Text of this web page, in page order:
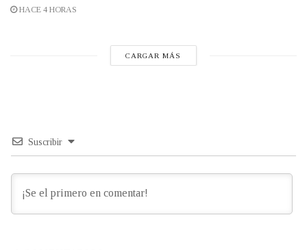
HACE 4 HORAS
CARGAR MÁS
Suscribir